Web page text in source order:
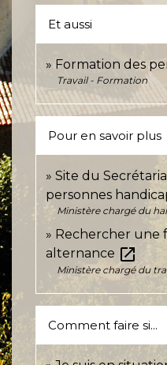
Et aussi
Formation des
Travail - Formation
Pour en savoir plus
Site du
personnes
Ministère chargé du
Rechercher une
alternance open_in_new
Ministère chargé du
Comment faire si...